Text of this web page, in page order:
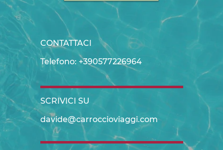
CONTATTACI
Telefono: +390577226964
SCRIVICI SU
davide@carroccioviaggi.com